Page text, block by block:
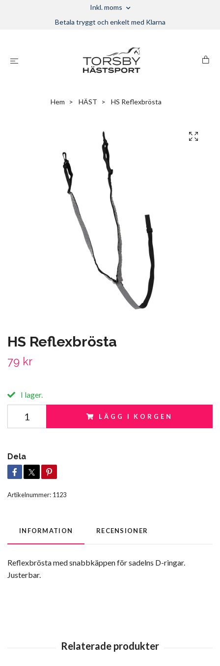
Inkl. moms
Betala tryggt och enkelt med Klarna
Hem HÄST HS Reflexbrösta
HS Reflexbrösta
79 kr
I lager.
LÄGG I KORGEN
Dela
Artikelnummer: 1123
INFORMATION RECENSIONER
Reflexbrösta med snabbkäppen för sadelns D-ringar.
Justerbar.